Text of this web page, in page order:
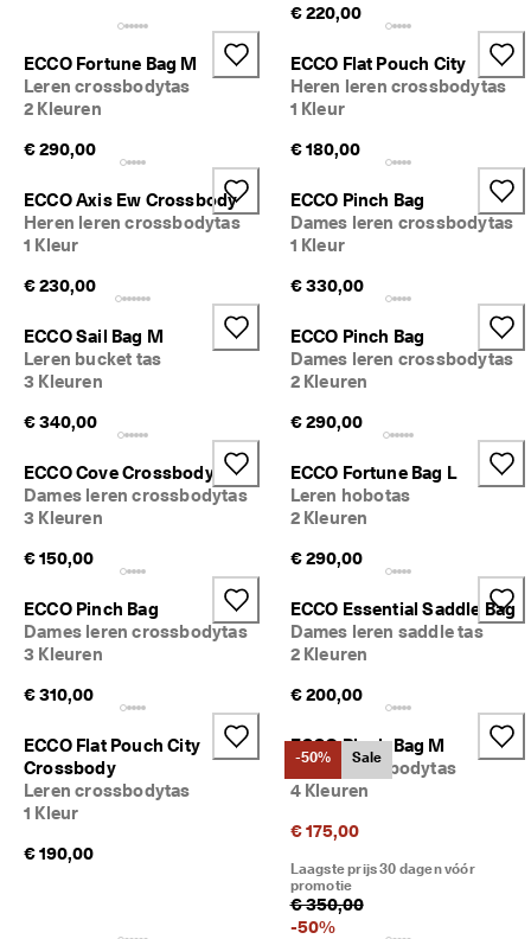
€ 220,00
ECCO Fortune Bag M
Leren crossbodytas
2 Kleuren
€ 290,00
ECCO Flat Pouch City
Heren leren crossbodytas
1 Kleur
€ 180,00
ECCO Axis Ew Crossbody
Heren leren crossbodytas
1 Kleur
€ 230,00
ECCO Pinch Bag
Dames leren crossbodytas
1 Kleur
€ 330,00
ECCO Sail Bag M
Leren bucket tas
3 Kleuren
€ 340,00
ECCO Pinch Bag
Dames leren crossbodytas
2 Kleuren
€ 290,00
ECCO Cove Crossbody
Dames leren crossbodytas
3 Kleuren
€ 150,00
ECCO Fortune Bag L
Leren hobotas
2 Kleuren
€ 290,00
ECCO Pinch Bag
Dames leren crossbodytas
3 Kleuren
€ 310,00
ECCO Essential Saddle Bag
Dames leren saddle tas
2 Kleuren
€ 200,00
ECCO Flat Pouch City
Crossbody
Leren crossbodytas
1 Kleur
€ 190,00
-50% Sale
ECCO Pinch Bag M
Leren crossbodytas
4 Kleuren
€ 175,00
Laagste prijs 30 dagen vóór
promotie
€ 350,00
-50%